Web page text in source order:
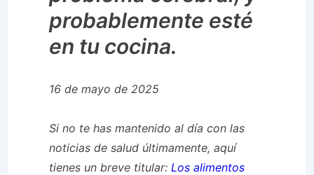
probablemente esté
en tu cocina.
16 de mayo de 2025
Si no te has mantenido al día con las
noticias de salud últimamente, aquí
tienes un breve titular: Los alimentos